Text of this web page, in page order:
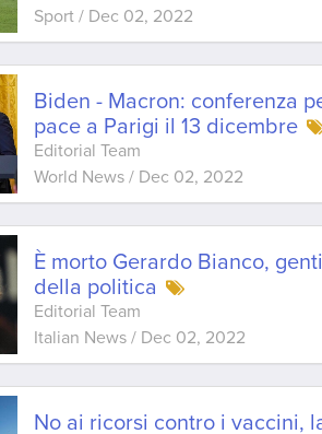
Sport / Dec 02, 2022
Biden - Macron: conferenza
pace a Parigi il 13
Editorial Team
World News / Dec 02, 2022
È morto Gerardo Bianco,
della politica
Editorial Team
Italian News / Dec 02, 2022
No ai ricorsi contro i vaccini,